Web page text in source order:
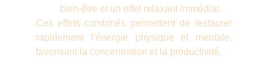
bien-être et un effet relaxant immédiat.
Ces effets combinés permettent de restaurer
rapidement l’énergie physique et mentale,
favorisant la concentration et la productivité.